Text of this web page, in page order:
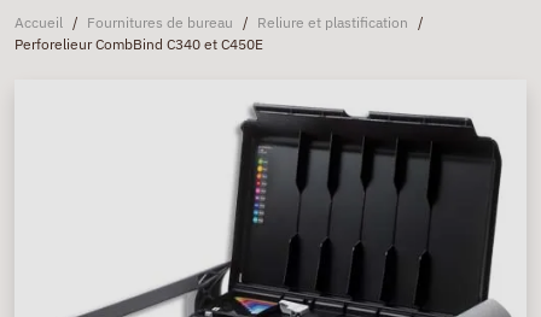
Accueil / Fournitures de bureau / Reliure et plastification /
Perforelieur CombBind C340 et C450E